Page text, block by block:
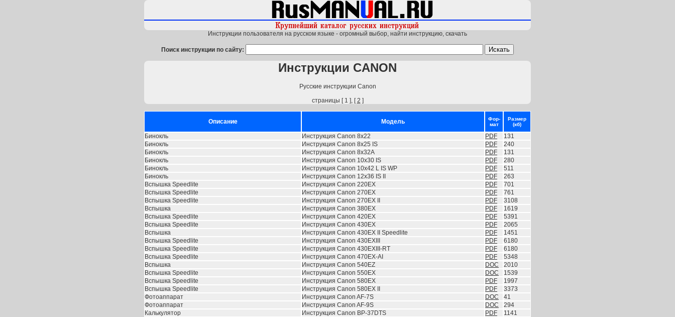
Инструкции пользователя на русском языке - огромный выбор, найти инструкцию, скачать
Поиск инструкции по сайту:
Инструкции CANON
Русские инструкции Canon
страницы [ 1 ], [2 ]
Описание Модель
Фор-
мат
Размер
(кб)
Бинокль Инструкция Canon 8x22 PDF
131
Бинокль
Инструкция Canon 8x25 IS PDF
240
Бинокль
Инструкция Canon 8x32A PDF
131
Бинокль
Инструкция Canon 10x30 IS PDF
280
Бинокль
Инструкция Canon 10x42 L IS WP PDF
511
Бинокль
Инструкция Canon 12x36 IS II PDF
263
Вспышка Speedlite
Инструкция Canon 220EX PDF
701
Вспышка Speedlite
Инструкция Canon 270EX PDF
761
Вспышка Speedlite
Инструкция Canon 270EX II PDF
3108
Вспышка
Инструкция Canon 380EX PDF
1619
Вспышка Speedlite
Инструкция Canon 420EX PDF
5391
Вспышка Speedlite
Инструкция Canon 430EX PDF
2065
Вспышка
Инструкция Canon 430EX II Speedlite PDF
1451
Вспышка Speedlite
Инструкция Canon 430EXIII PDF
6180
Вспышка Speedlite
Инструкция Canon 430EXIII-RT PDF
6180
Вспышка Speedlite
Инструкция Canon 470EX-AI PDF
5348
Вспышка
Инструкция Canon 540EZ DOC
2010
Вспышка Speedlite
Инструкция Canon 550EX DOC
1539
Вспышка Speedlite
Инструкция Canon 580EX PDF
1997
Вспышка Speedlite
Инструкция Canon 580EX II PDF
3373
Фотоаппарат
Инструкция Canon AF-7S DOC
41
Фотоаппарат
Инструкция Canon AF-9S DOC
294
Калькулятор
Инструкция Canon BP-37DTS PDF
1141